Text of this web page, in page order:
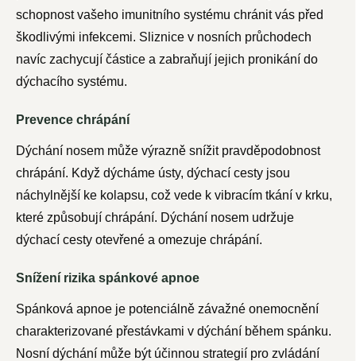
schopnost vašeho imunitního systému chránit vás před
škodlivými infekcemi. Sliznice v nosních průchodech
navíc zachycují částice a zabraňují jejich pronikání do
dýchacího systému.
Prevence chrápání
Dýchání nosem může výrazně snížit pravděpodobnost
chrápání. Když dýcháme ústy, dýchací cesty jsou
náchylnější ke kolapsu, což vede k vibracím tkání v krku,
které způsobují chrápání. Dýchání nosem udržuje
dýchací cesty otevřené a omezuje chrápání.
Snížení rizika spánkové apnoe
Spánková apnoe je potenciálně závažné onemocnění
charakterizované přestávkami v dýchání během spánku.
Nosní dýchání může být účinnou strategií pro zvládání